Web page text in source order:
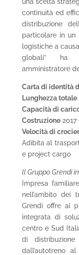
continuità ed
distribuzione
particolare in un
logistiche a
globali” ha
amministratore
Carta di identità
Lunghezza totale
Capacità di
Costruzione2017
Velocità di
Adibita al
e project cargo
ll Gruppo Grendi
Impresa
nell’ambito dei
Grendi offre ai
integrata di
centro e Sud
di
dall’autotreno